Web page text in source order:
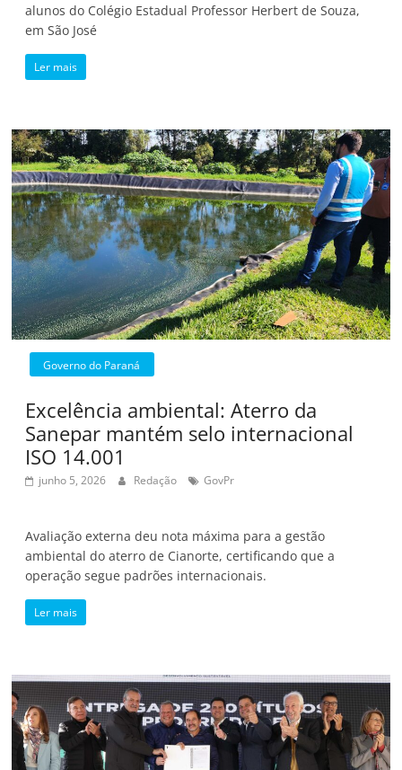
alunos do Colégio Estadual Professor Herbert de Souza,
em São José
Ler mais
Governo do Paraná
Excelência ambiental: Aterro da
Sanepar mantém selo internacional
ISO 14.001
junho 5, 2026 Redação GovPr
Avaliação externa deu nota máxima para a gestão
ambiental do aterro de Cianorte, certificando que a
operação segue padrões internacionais.
Ler mais